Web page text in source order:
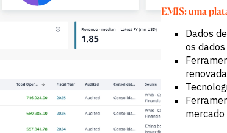
EMIS: uma
Dados
os